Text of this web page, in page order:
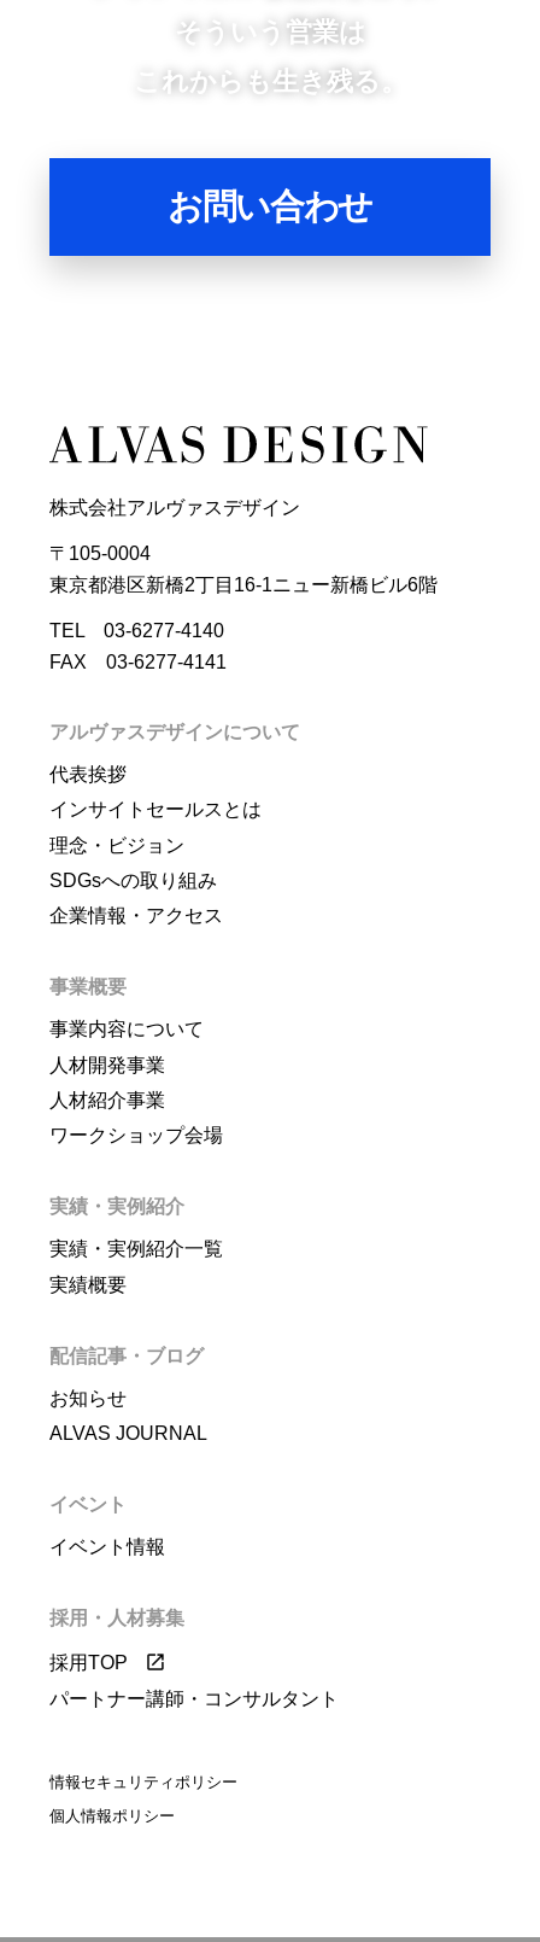
そういう営業は
これからも生き残る。
お問い合わせ
株式会社アルヴァスデザイン
〒105-0004
東京都港区新橋2丁目16-1ニュー新橋ビル6階
TEL 03-6277-4140
FAX 03-6277-4141
アルヴァスデザインについて
代表挨拶
インサイトセールスとは
理念・ビジョン
SDGsへの取り組み
企業情報・アクセス
事業概要
事業内容について
人材開発事業
人材紹介事業
ワークショップ会場
実績・実例紹介
実績・実例紹介一覧
実績概要
配信記事・ブログ
お知らせ
ALVAS JOURNAL
イベント
イベント情報
採用・人材募集
採用TOP
パートナー講師・コンサルタント
情報セキュリティポリシー
個人情報ポリシー